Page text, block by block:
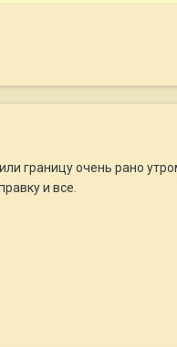
границу очень рано
и все.